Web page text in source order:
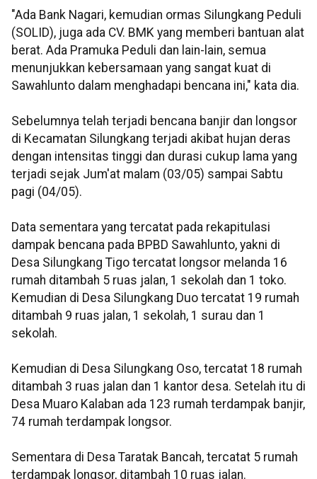
"Ada Bank Nagari, kemudian ormas Silungkang Peduli
(SOLID), juga ada CV. BMK yang memberi bantuan alat
berat. Ada Pramuka Peduli dan lain-lain, semua
menunjukkan kebersamaan yang sangat kuat di
Sawahlunto dalam menghadapi bencana ini," kata dia.
Sebelumnya telah terjadi bencana banjir dan longsor
di Kecamatan Silungkang terjadi akibat hujan deras
dengan intensitas tinggi dan durasi cukup lama yang
terjadi sejak Jum'at malam (03/05) sampai Sabtu
pagi (04/05).
Data sementara yang tercatat pada rekapitulasi
dampak bencana pada BPBD Sawahlunto, yakni di
Desa Silungkang Tigo tercatat longsor melanda 16
rumah ditambah 5 ruas jalan, 1 sekolah dan 1 toko.
Kemudian di Desa Silungkang Duo tercatat 19 rumah
ditambah 9 ruas jalan, 1 sekolah, 1 surau dan 1
sekolah.
Kemudian di Desa Silungkang Oso, tercatat 18 rumah
ditambah 3 ruas jalan dan 1 kantor desa. Setelah itu di
Desa Muaro Kalaban ada 123 rumah terdampak banjir,
74 rumah terdampak longsor.
Sementara di Desa Taratak Bancah, tercatat 5 rumah
terdampak longsor, ditambah 10 ruas jalan.